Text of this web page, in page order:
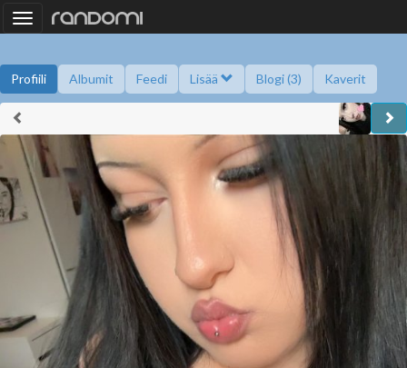
Toggle
navigation
Profiili Albumit Feedi Lisää Blogi (3) Kaverit
Kysy minulta Saavutukset